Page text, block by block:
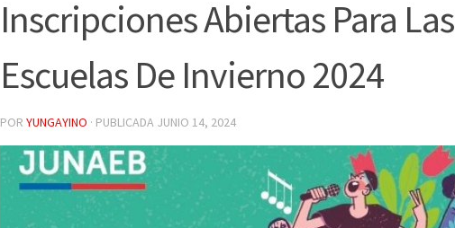
Inscripciones Abiertas Para Las
Escuelas De Invierno 2024
POR YUNGAYINO · PUBLICADA JUNIO 14, 2024